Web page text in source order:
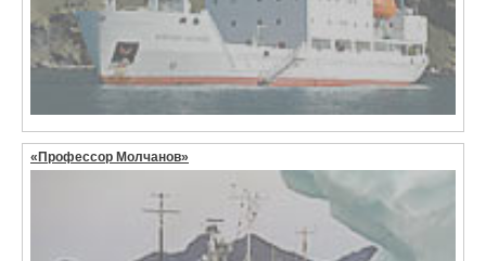
«Профессор Молчанов»